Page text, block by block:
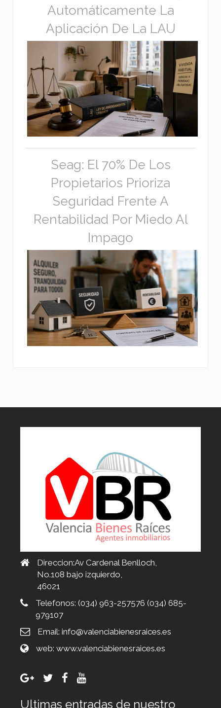
Automáticamente La
Aplicación De La LAU
Seag: El 70% De Los
Propietarios Prioriza
Seguridad Frente A
Rentabilidad Por Miedo Al
Impago
Direccion:Av Cardenal Benlloch,
No.108 bajo izquierdo,
46021
Telefonos:(034) 963-257576 (034) 685-
979107
Email:info@valenciabienesraices.es
web:www.valenciabienesraices.es
Ultimas entradas de nuestro